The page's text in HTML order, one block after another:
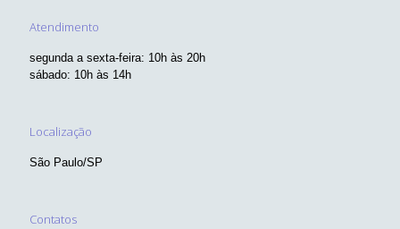
Atendimento
segunda a sexta-feira: 10h às 20h
sábado: 10h às 14h
Localização
São Paulo/SP
Contatos